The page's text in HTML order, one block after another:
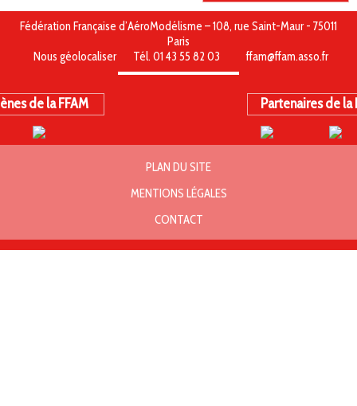
Fédération Française d’AéroModélisme – 108, rue Saint-Maur - 75011
Paris
Nous géolocaliser
Tél. 01 43 55 82 03 ffam@ffam.asso.fr
de la FFAM Partenaires de la
PLAN DU SITE
MENTIONS LÉGALES
CONTACT